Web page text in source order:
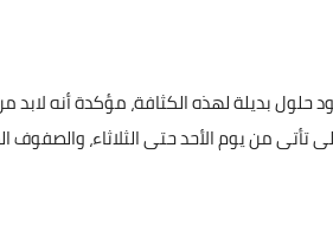
حلول بديلة لهذه الكثافة، مؤكدة أنه
تأتى من يوم الأحد حتى الثلاثاء، والصفوف